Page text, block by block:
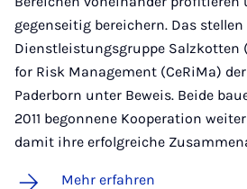
gegenseitig bereichern. Das
Dienstleistungsgruppe Salzkotten
for Risk Management (CeRiMa)
Paderborn unter Beweis. Beide
2011 begonnene Kooperation
damit ihre erfolgreiche
Mehr erfahren